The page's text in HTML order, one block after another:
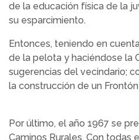
de la educación física de la
su esparcimiento.
Entonces, teniendo en
de la pelota y haciéndose la
sugerencias del vecindario;
la construcción de un
Por último, el año 1967 se
Caminos Rurales. Con todas